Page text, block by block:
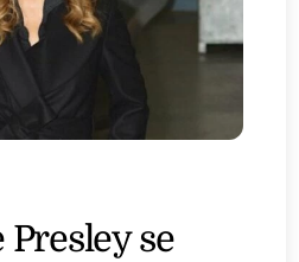
se